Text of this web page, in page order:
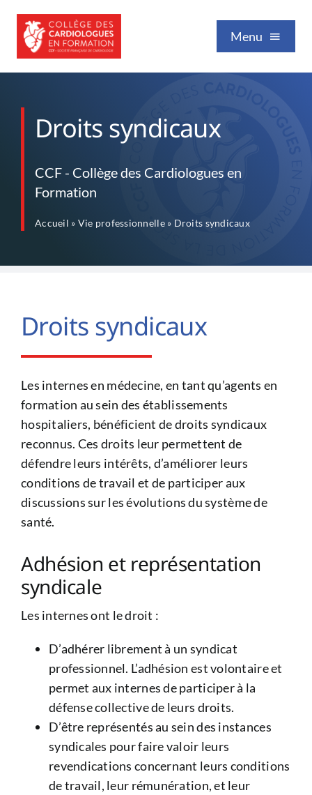
contenu
Menu
Formation / Enseignement
Droits syndicaux
CCF - Collège des Cardiologues en
Formation
Accueil » Vie professionnelle» Droits syndicaux
Droits syndicaux
Les internes en médecine, en tant qu’agents en
formation au sein des établissements
hospitaliers, bénéficient de droits syndicaux
reconnus. Ces droits leur permettent de
défendre leurs intérêts, d’améliorer leurs
conditions de travail et de participer aux
discussions sur les évolutions du système de
santé.
Adhésion et représentation
syndicale
Les internes ont le droit :
D’adhérer librement à un syndicat
professionnel. L’adhésion est volontaire et
permet aux internes de participer à la
défense collective de leurs droits.
D’être représentés au sein des instances
syndicales pour faire valoir leurs
revendications concernant leurs conditions
de travail, leur rémunération, et leur